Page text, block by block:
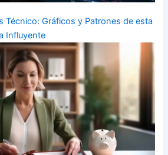
Técnico: Gráficos y Patrones de esta
Influyente